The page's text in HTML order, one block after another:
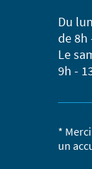
Du
de 8h
Le
9h -
*
un